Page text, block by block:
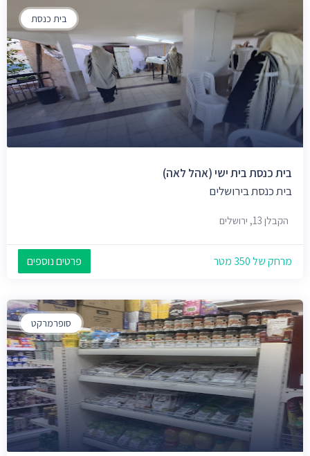
בית כנסת
בית כנסת בית ישי (אהל לאה)
בית כנסת בירושלים
הקבלן 13, ירושלים
מרחק של 350 מטר פרטים נוספים
סופרמרקט